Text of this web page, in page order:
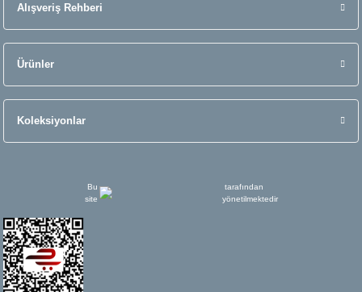
Alışveriş Rehberi
Ürünler
Koleksiyonlar
Bu
site
tarafından
yönetilmektedir